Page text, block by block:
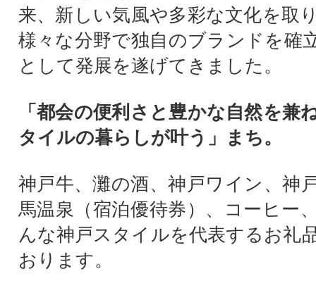
来、新しい気風や多彩な文化を取
様々な分野で独自のブランドを確
として発展を遂げてきました。
「都会の便利さと豊かな自然を兼
タイルの暮らしが叶う」まち。
神戸牛、灘の酒、神戸ワイン、神
馬温泉（宿泊優待券）、コーヒー
んな神戸スタイルを代表するお礼
おります。